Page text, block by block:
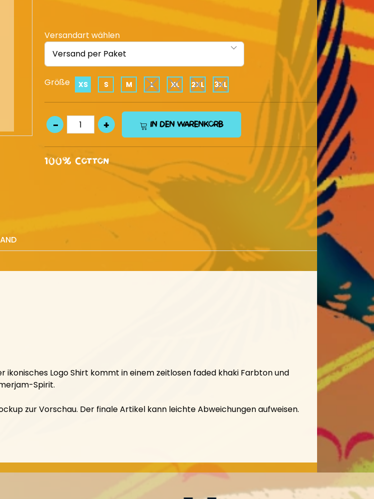
Versandart wählen
Größe XS S M L XL 2XL 3XL
IN DEN WARENKORB
100% Cotton
ikonisches Logo Shirt kommt in einem zeitlosen faded khaki Farbton und
Spirit.
zur Vorschau. Der finale Artikel kann leichte Abweichungen aufweisen.